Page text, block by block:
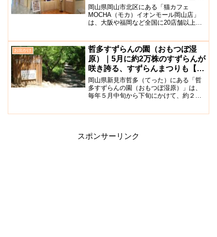
北区】
岡山県岡山市北区にある「猫カフェ
MOCHA（モカ）イオンモール岡山店」
は、大阪や福岡など全国に20店舗以上展
ール岡山の5階にあり、中国エリア初出店
となります。カフェ店内...
お出かけ
哲多すずらんの園（おもつぼ湿
原）｜5月に約2万株のすずらんが
咲き誇る、すずらんまつりも【新
見市】
岡山県新見市哲多（てった）にある「哲
多すずらんの園（おもつぼ湿原）」は、
毎年５月中旬から下旬にかけて、約２万
スポンサーリンク